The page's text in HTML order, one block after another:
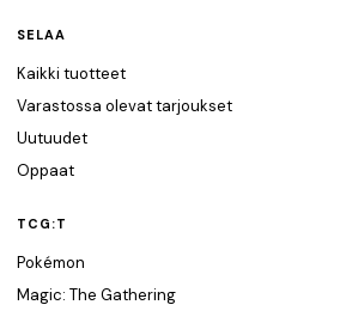
SELAA
Kaikki tuotteet
Varastossa olevat tarjoukset
Uutuudet
Oppaat
TCG:T
Pokémon
Magic: The Gathering